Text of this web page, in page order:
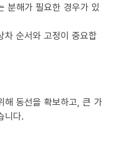
분해가 필요한 경우가 있
차 순서와 고정이 중요합
해 동선을 확보하고, 큰 가
니다.